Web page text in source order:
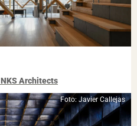
NKS Architects
Foto: Javier Callejas